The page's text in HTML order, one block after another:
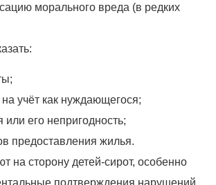
морального вреда (в редких
учёт как нуждающегося;
или его непригодность;
предоставления жилья.
на сторону детей‑сирот, особенно